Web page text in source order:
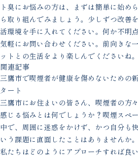
ト臭にお悩みの方は、まずは簡単に始め
ら取り組んでみましょう。少しずつ改善
活環境を手に入れてください。何か不明
気軽にお問い合わせください。前向きな
ットとの生活をより楽しんでくださいね。
関連記事
三鷹市で喫煙者が健康を傷めないための
タート
三鷹市にお住まいの皆さん、喫煙者の方
感じる悩みとは何でしょうか？喫煙スペ
中で、周囲に迷惑をかけず、かつ自分も
いう課題に直面したことはありませんか
私たちはどのようにアプローチすれば良